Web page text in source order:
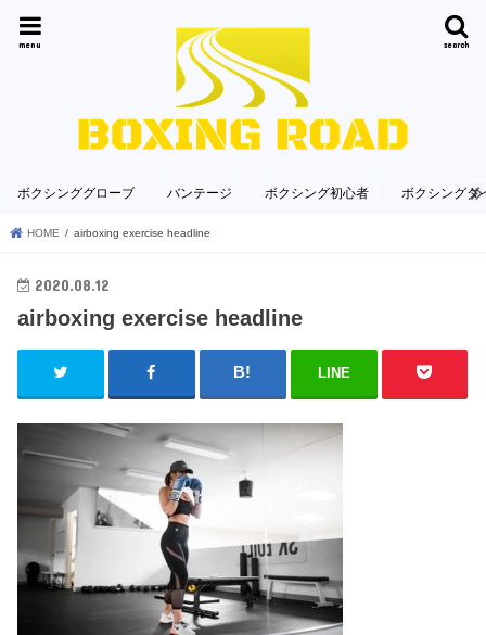
search
menu
ボクシンググローブ バンテージ ボクシング初心者 ボクシングダ
HOME airboxing exercise headline
2020.08.12
airboxing exercise headline
LINE